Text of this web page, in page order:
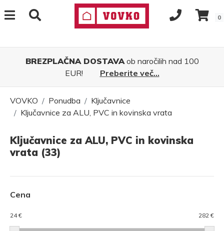
0
BREZPLAČNA DOSTAVAob naročilih nad 100
EUR!
Preberite več...
VOVKO Ponudba
Ključavnice
Ključavnice za ALU, PVC in kovinska vrata
Ključavnice za ALU, PVC in kovinska
vrata (33)
Cena
24 € 282 €